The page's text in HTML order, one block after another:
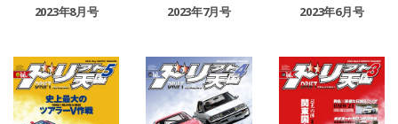
2023年8月号 2023年7月号 2023年6月号